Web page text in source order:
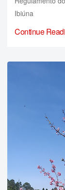
Ibiúna
Continue